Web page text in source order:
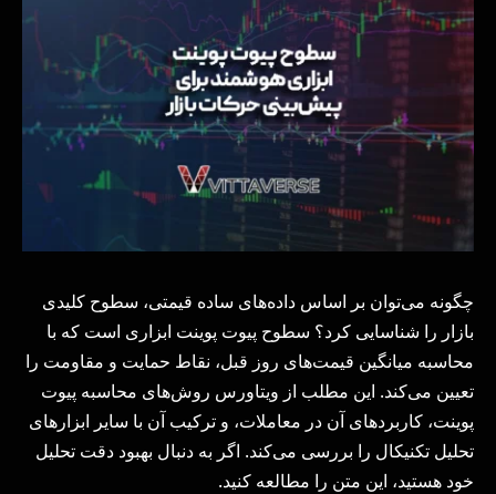
چگونه می‌توان بر اساس داده‌های ساده قیمتی، سطوح کلیدی
بازار را شناسایی کرد؟ سطوح پیوت پوینت ابزاری است که با
محاسبه میانگین قیمت‌های روز قبل، نقاط حمایت و مقاومت را
تعیین می‌کند. این مطلب از ویتاورس روش‌های محاسبه پیوت
پوینت، کاربردهای آن در معاملات، و ترکیب آن با سایر ابزارهای
تحلیل تکنیکال را بررسی می‌کند. اگر به دنبال بهبود دقت تحلیل
خود هستید، این متن را مطالعه کنید.